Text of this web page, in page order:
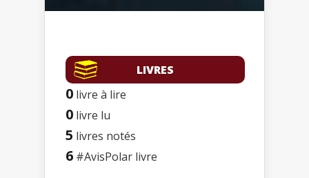
LIVRES
0 livre à lire
0 livre lu
5 livres notés
6 #AvisPolar livre